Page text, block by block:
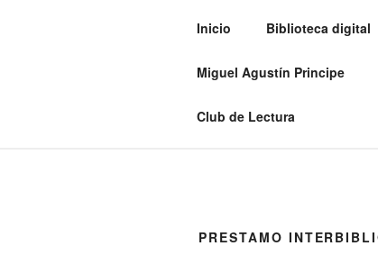
Inicio Biblioteca digital
Miguel Agustín Principe
Club de Lectura
PRESTAMO